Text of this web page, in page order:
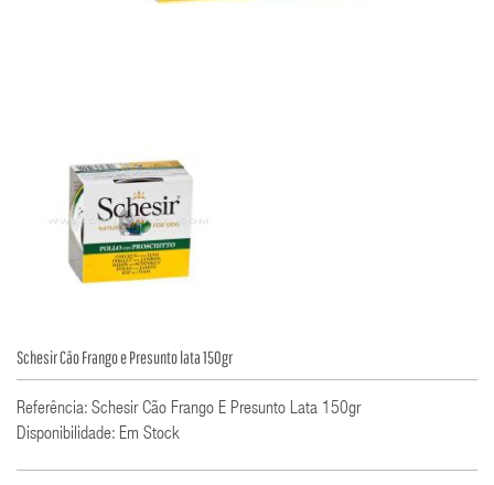
Schesir Cão Frango e Presunto lata 150gr
Referência: Schesir Cão Frango E Presunto Lata 150gr
Disponibilidade: Em Stock